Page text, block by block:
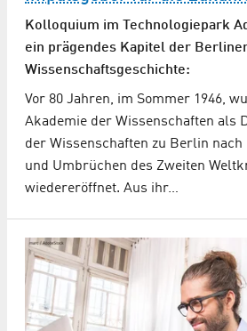
Kolloquium im Technologiepark
ein prägendes Kapitel der
Wissenschaftsgeschichte:
Vor 80 Jahren, im Sommer 1946,
Akademie der Wissenschaften als
der Wissenschaften zu Berlin
und Umbrüchen des Zweiten
wiedereröffnet. Aus ihr…